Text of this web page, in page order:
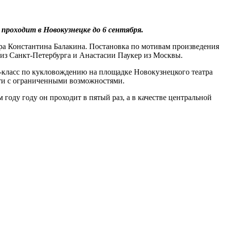
в Новокузнецке до 6 сентября.
Константина Балакина. Постановка по мотивам произведения
Санкт-Петербурга и Анастасии Паукер из Москвы.
по кукловождению на площадке Новокузнецкого театра
с ограниченными возможностями.
году он проходит в пятый раз, а в качестве центральной